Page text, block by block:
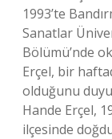
1993’te
Sanatlar
Bölümü’nde
Erçel, bir
olduğunu
Hande Erçel,
ilçesinde